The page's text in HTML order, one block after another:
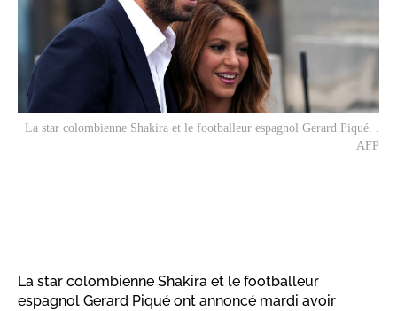
La star colombienne Shakira et le footballeur espagnol Gerard Piqué. .
AFP
La star colombienne Shakira et le footballeur
espagnol Gerard Piqué ont annoncé mardi avoir